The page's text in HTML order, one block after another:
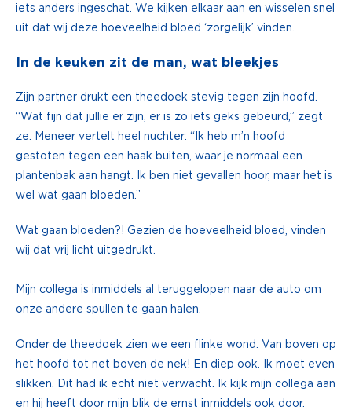
iets anders ingeschat. We kijken elkaar aan en wisselen snel
uit dat wij deze hoeveelheid bloed ‘zorgelijk’ vinden.
In de keuken zit de man, wat bleekjes
Zijn partner drukt een theedoek stevig tegen zijn hoofd.
“Wat fijn dat jullie er zijn, er is zo iets geks gebeurd,” zegt
ze. Meneer vertelt heel nuchter: “Ik heb m’n hoofd
gestoten tegen een haak buiten, waar je normaal een
plantenbak aan hangt. Ik ben niet gevallen hoor, maar het is
wel wat gaan bloeden.”
Wat gaan bloeden?! Gezien de hoeveelheid bloed, vinden
wij dat vrij licht uitgedrukt.
Mijn collega is inmiddels al teruggelopen naar de auto om
onze andere spullen te gaan halen.
Onder de theedoek zien we een flinke wond. Van boven op
het hoofd tot net boven de nek! En diep ook. Ik moet even
slikken. Dit had ik echt niet verwacht. Ik kijk mijn collega aan
en hij heeft door mijn blik de ernst inmiddels ook door.